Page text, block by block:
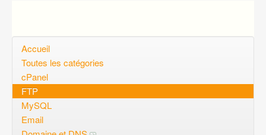
Questions ouvertes
Voulez-vous vous inscrire?
Connexion
Accueil
Toutes les catégories
cPanel
FTP
MySQL
Email